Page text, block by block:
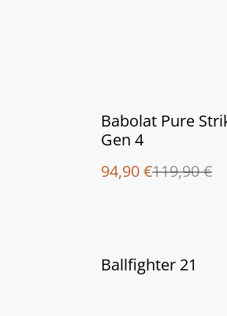
%
Babolat Pure
Gen 4
94,90 €119,90 €
%
Ballfighter 21